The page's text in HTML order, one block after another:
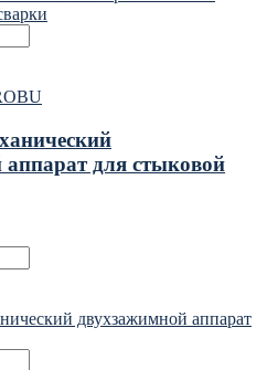
для стыковой